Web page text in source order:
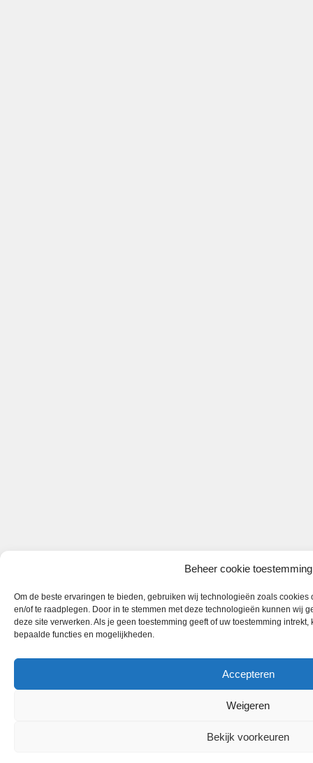
Beheer cookie toestemming
Om de beste ervaringen te bieden, gebruiken wij technologieën zoals
en/of te raadplegen. Door in te stemmen met deze technologieën kunnen wij
deze site verwerken. Als je geen toestemming geeft of uw toestemming
bepaalde functies en mogelijkheden.
Accepteren
Weigeren
Bekijk voorkeuren